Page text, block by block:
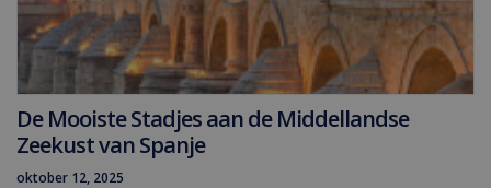
De Mooiste Stadjes aan de Middellandse
Zeekust van Spanje
oktober 12, 2025